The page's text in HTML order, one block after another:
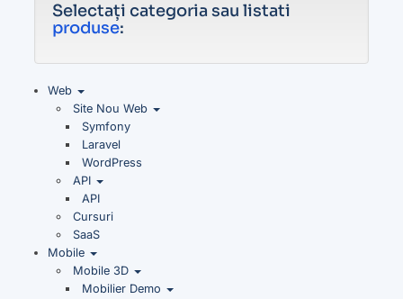
Selectați categoria sau listati
produse:
Web
Site Nou Web
Symfony
Laravel
WordPress
API
API
Cursuri
SaaS
Mobile
Mobile 3D
Mobilier Demo